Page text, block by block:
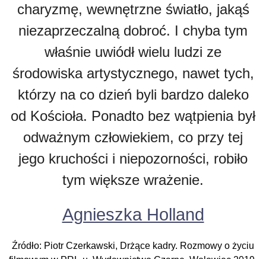
charyzmę, wewnętrzne światło, jakąś
niezaprzeczalną dobroć. I chyba tym
właśnie uwiódł wielu ludzi ze
środowiska artystycznego, nawet tych,
którzy na co dzień byli bardzo daleko
od Kościoła. Ponadto bez wątpienia był
odważnym człowiekiem, co przy tej
jego kruchości i niepozorności, robiło
tym większe wrażenie.
Agnieszka Holland
Źródło: Piotr Czerkawski, Drżące kadry. Rozmowy o życiu